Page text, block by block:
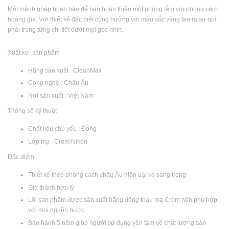
Một mảnh ghép hoàn hảo để bạn hoàn thiện một phòng tắm với phong cách
hoàng gia. Với thiết kế đặc biệt cộng hưởng với màu sắc vàng tạo ra sự quí
phái trong từng chi tiết dưới mọi góc nhìn.
Xuất xứ sản phẩm
Hãng sản xuất : CleanMax
Công nghệ : Châu Âu
Nơi sản xuất : Việt Nam
Thông số kỹ thuật
Chất liệu chủ yếu : Đồng
Lớp mạ : Crom/Niken
Đặc điểm
Thiết kế theo phong cách châu Âu hiện đại và sang trọng
Giá thành hợp lý
Lõi sản phẩm được sản xuất bằng đồng thau mạ Crom nên phù hợp
với mọi nguồn nước
Bảo hành 5 năm giúp người sử dụng yên tâm về chất lượng sản